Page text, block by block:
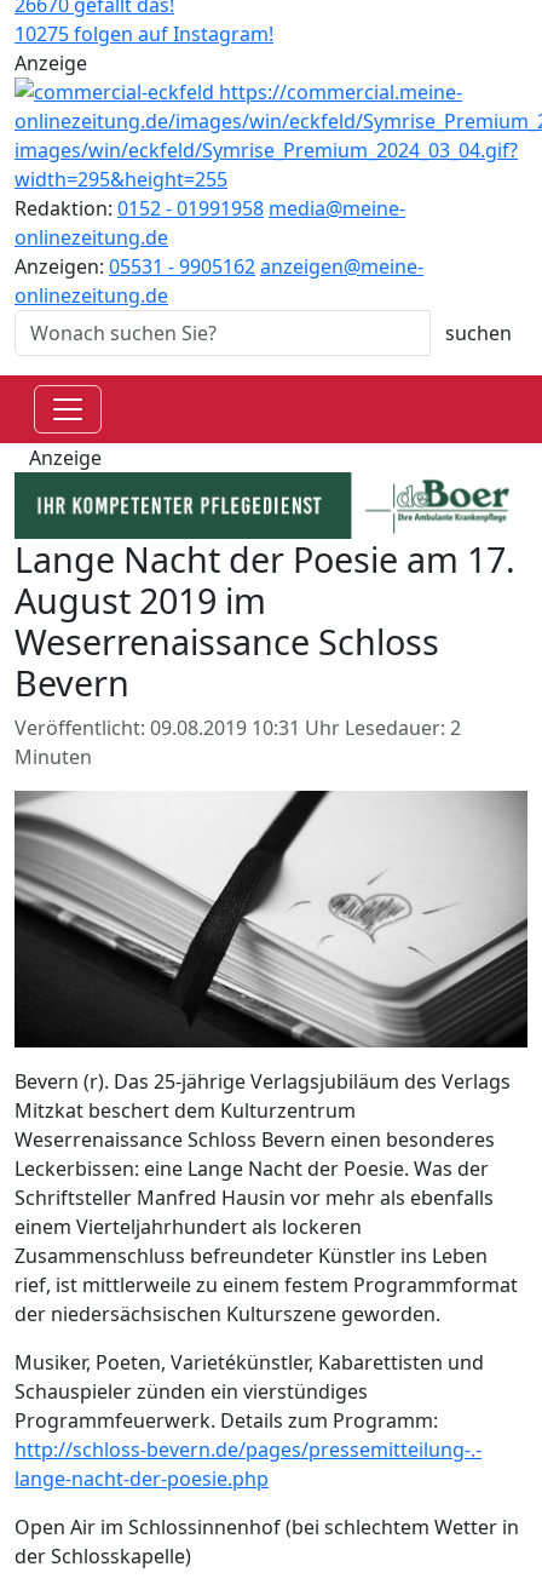
10275 folgen auf Instagram!
Anzeige
Redaktion: 0152 - 01991958 media@meine-
onlinezeitung.de
Anzeigen: 05531 - 9905162anzeigen@meine-
onlinezeitung.de
Anzeige
Lange Nacht der Poesie am 17.
August 2019 im
Weserrenaissance Schloss
Bevern
Veröffentlicht: 09.08.2019 10:31 Uhr Lesedauer: 2
Minuten
Bevern (r). Das 25-jährige Verlagsjubiläum des Verlags
Mitzkat beschert dem Kulturzentrum
Weserrenaissance Schloss Bevern einen besonderes
Leckerbissen: eine Lange Nacht der Poesie. Was der
Schriftsteller Manfred Hausin vor mehr als ebenfalls
einem Vierteljahrhundert als lockeren
Zusammenschluss befreundeter Künstler ins Leben
rief, ist mittlerweile zu einem festem Programmformat
der niedersächsischen Kulturszene geworden.
Musiker, Poeten, Varietékünstler, Kabarettisten und
Schauspieler zünden ein vierstündiges
Programmfeuerwerk. Details zum Programm:
http://schloss-bevern.de/pages/pressemitteilung-.-
lange-nacht-der-poesie.php
Open Air im Schlossinnenhof (bei schlechtem Wetter in
der Schlosskapelle)